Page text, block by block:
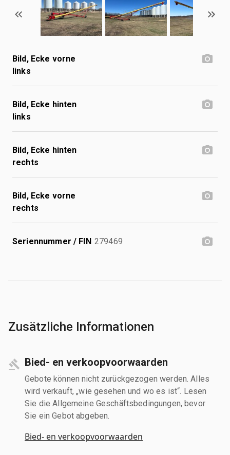
Bild, Ecke vorne
links
Bild, Ecke hinten
links
Bild, Ecke hinten
rechts
Bild, Ecke vorne
rechts
Seriennummer / FIN 279469
Zusätzliche Informationen
Bied- en verkoopvoorwaarden
Gebote können nicht zurückgezogen werden. Alles
wird verkauft, „wie gesehen und wo es ist“. Lesen
Sie die Allgemeine Geschäftsbedingungen, bevor
Sie ein Gebot abgeben.
Bied- en verkoopvoorwaarden